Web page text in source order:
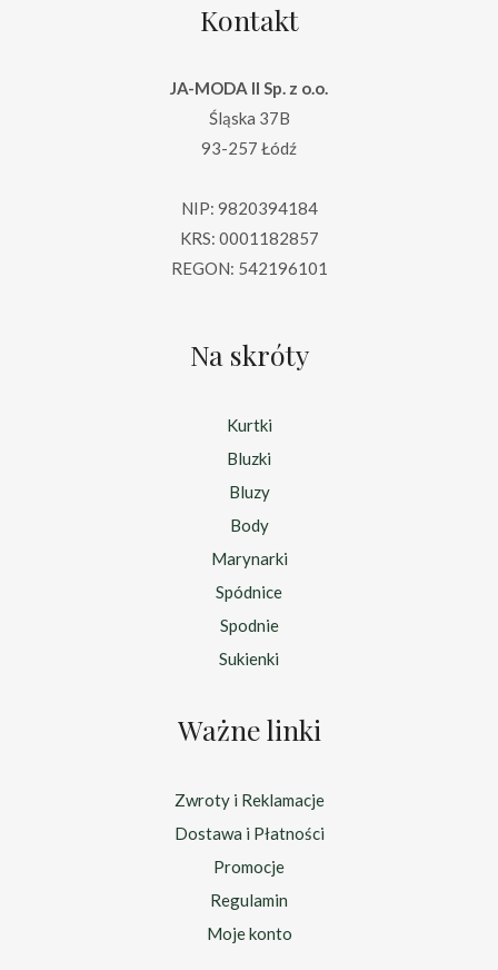
Kontakt
JA-MODA II Sp. z o.o.
Śląska 37B
93-257 Łódź
NIP: 9820394184
KRS: 0001182857
REGON: 542196101
Na skróty
Kurtki
Bluzki
Bluzy
Body
Marynarki
Spódnice
Spodnie
Sukienki
Ważne linki
Zwroty i Reklamacje
Dostawa i Płatności
Promocje
Regulamin
Moje konto